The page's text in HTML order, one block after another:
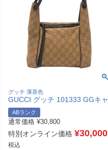
グッチ 薄茶色
GUCCI グッチ 101333 GGキャ
ンバス カバン ハンドバッグ 肩
掛け ワンショルダー ショルダ
ーバッグ キャンバス レディー
ス ベージュ 【中古】
ABランク
通常価格 ¥30,800
特別オンライン価格 ¥30,000
税込